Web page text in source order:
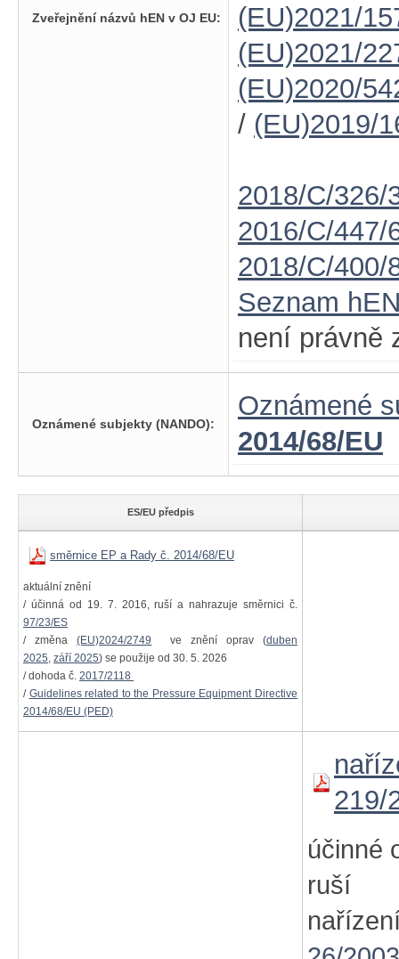
Zveřejnění názvů hEN v OJ EU:
(EU)2021/
(EU)2021/
(EU)2020/
/ (EU)2019/
2018/C/326/
2016/C/447/
2018/C/400/
Seznam
není právně
Oznámené subjekty (NANDO):
Oznámené
2014/68/EU
ES/EU předpis
směrnice EP a Rady č. 2014/68/EU
aktuální znění
/ účinná od 19. 7. 2016, ruší a nahrazuje směrnici č.
97/23/ES
/ změna(EU)2024/2749 ve znění oprav (duben
2025, září 2025) se použije od 30. 5. 2026
/ dohoda č. 2017/2118
/ Guidelines related to the Pressure Equipment Directive
2014/68/EU (PED)
219/
účinné
ruší